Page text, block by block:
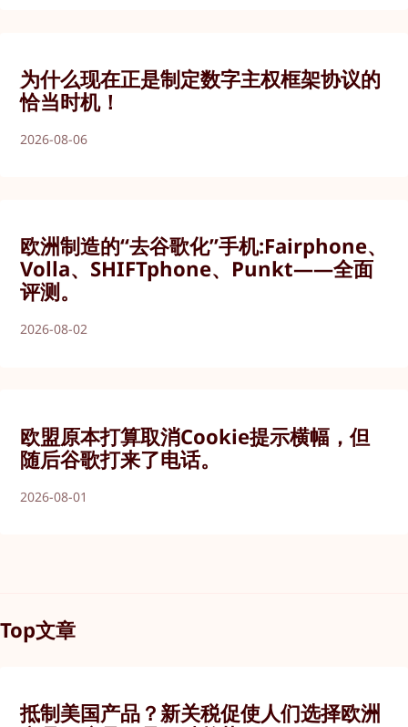
为什么现在正是制定数字主权框架协议的
恰当时机！
2026-08-06
欧洲制造的“去谷歌化”手机:Fairphone、
Volla、SHIFTphone、Punkt——全面
评测。
2026-08-02
欧盟原本打算取消Cookie提示横幅，但
随后谷歌打来了电话。
2026-08-01
Top文章
抵制美国产品？新关税促使人们选择欧洲